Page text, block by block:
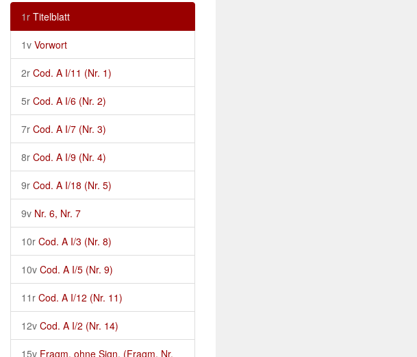
1r Titelblatt
1v Vorwort
2r Cod. A I/11 (Nr. 1)
5r Cod. A I/6 (Nr. 2)
7r Cod. A I/7 (Nr. 3)
8r Cod. A I/9 (Nr. 4)
9r Cod. A I/18 (Nr. 5)
9v Nr. 6, Nr. 7
10r Cod. A I/3 (Nr. 8)
10v Cod. A I/5 (Nr. 9)
11r Cod. A I/12 (Nr. 11)
12v Cod. A I/2 (Nr. 14)
15v Fragm. ohne Sign. (Fragm. Nr.